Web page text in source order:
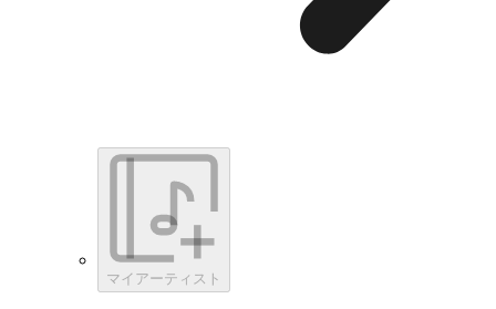
マイアーティスト